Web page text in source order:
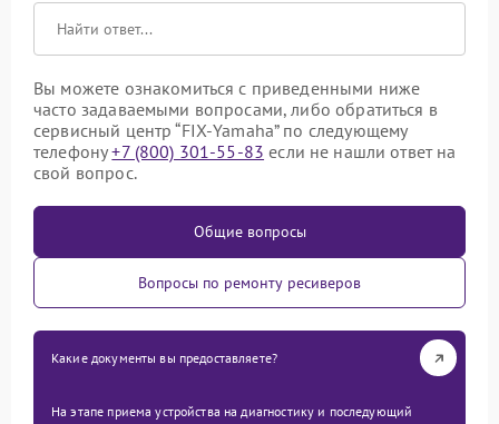
Вы можете ознакомиться с приведенными ниже
часто задаваемыми вопросами, либо обратиться в
сервисный центр “FIX-Yamaha” по следующему
телефону+7 (800) 301-55-83 если не нашли ответ на
свой вопрос.
Общие вопросы
Вопросы по ремонту ресиверов
Какие документы вы предоставляете?
На этапе приема устройства на диагностику и последующий